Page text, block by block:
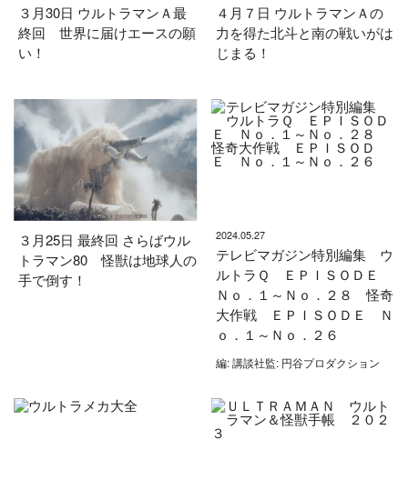
３月30日 ウルトラマンＡ最
終回 世界に届けエースの願
い！
４月７日 ウルトラマンＡの
力を得た北斗と南の戦いがは
じまる！
３月25日 最終回 さらばウル
トラマン80 怪獣は地球人の
手で倒す！
2024.05.27
テレビマガジン特別編集 ウ
ルトラＱ ＥＰＩＳＯＤＥ
Ｎｏ．１～Ｎｏ．２８ 怪奇
大作戦 ＥＰＩＳＯＤＥ Ｎ
ｏ．１～Ｎｏ．２６
編: 講談社監: 円谷プロダクション